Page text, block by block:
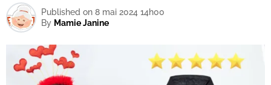
By Mamie Janine
Published on 8 mai 2024 14h00